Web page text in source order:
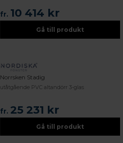
fr. 10 414 kr
Gå till produkt
Norrsken Stadig
utåtgående PVC altandörr 3-glas
fr. 25 231 kr
Gå till produkt